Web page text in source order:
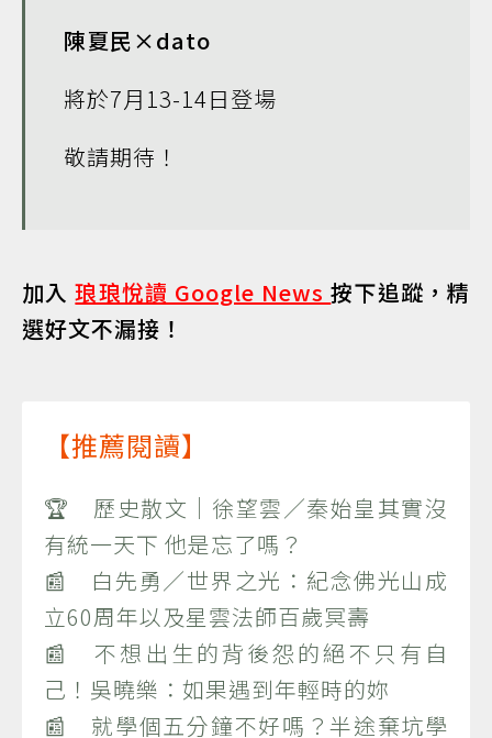
陳夏民×dato
將於7月13-14日登場
敬請期待！
加入琅琅悅讀 Google News按下追蹤，精
選好文不漏接！
【推薦閱讀】
🏆 歷史散文｜徐望雲／秦始皇其實沒
有統一天下 他是忘了嗎？
📰 白先勇／世界之光：紀念佛光山成
立60周年以及星雲法師百歲冥壽
📰 不想出生的背後怨的絕不只有自
己！吳曉樂：如果遇到年輕時的妳
📰 就學個五分鐘不好嗎？半途棄坑學